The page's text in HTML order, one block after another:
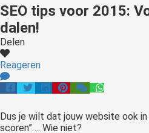
SEO tips voor 2015:
dalen!
Delen
Reageren
Dus je wilt dat jouw website ook
scoren”…. Wie niet?
op
gebruikt
te
de
Hierdoor